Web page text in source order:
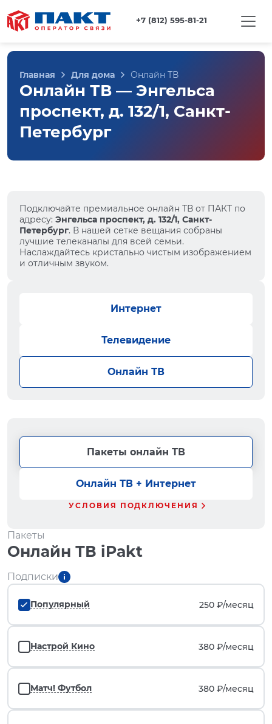
+7 (812) 595-81-21
Главная Для дома Онлайн ТВ
Онлайн ТВ — Энгельса
проспект, д. 132/1, Санкт-
Петербург
Подключайте премиальное онлайн ТВ от ПАКТ по
адресу: Энгельса проспект, д. 132/1, Санкт-
Петербург. В нашей сетке вещания собраны
лучшие телеканалы для всей семьи.
Наслаждайтесь кристально чистым изображением
и отличным звуком.
Интернет
Телевидение
Онлайн ТВ
Пакеты онлайн ТВ
Онлайн ТВ + Интернет
УСЛОВИЯ ПОДКЛЮЧЕНИЯ
Пакеты
Онлайн ТВ iPakt
Подписки
Популярный 250 ₽/месяц
Настрой Кино 380 ₽/месяц
Матч! Футбол 380 ₽/месяц